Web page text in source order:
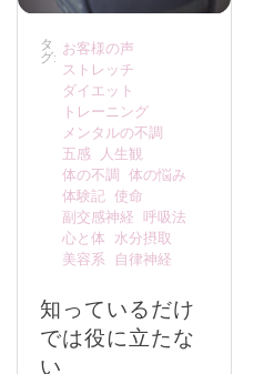
タ
グ:
お客様の声
ストレッチ
ダイエット
トレーニング
メンタルの不調
五感
人生観
体の不調 体の悩み
体験記 使命
副交感神経 呼吸法
心と体 水分摂取
美容系
自律神経
知っているだけ
では役に立たな
い